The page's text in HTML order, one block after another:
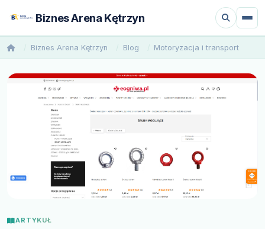
Biznes Arena Kętrzyn
Biznes Arena Kętrzyn Blog Motoryzacja i transport
ARTYKUŁ